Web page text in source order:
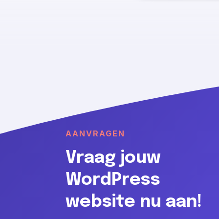
AANVRAGEN
Vraag jouw
WordPress
website nu aan!